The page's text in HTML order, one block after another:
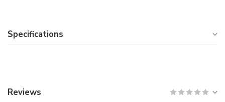
Specifications
Reviews